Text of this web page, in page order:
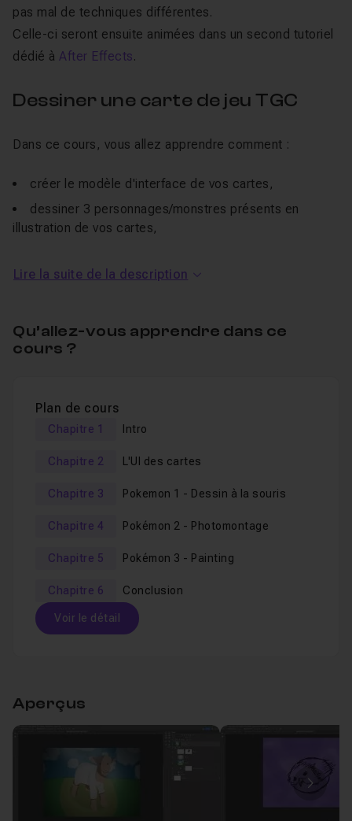
pas mal de techniques différentes.
Celle-ci seront ensuite animées dans un second tutoriel
dédié à After Effects.
Dessiner une carte de jeu TGC
Dans ce cours, vous allez apprendre comment :
créer le modèle d'interface de vos cartes,
dessiner 3 personnages/monstres présents en
illustration de vos cartes,
Un QCM vous permet de valider vos compétences en fin
de formation.
formation sur les outils de dessin dans Photoshop
Lire la suite de la description
Qu’allez-vous apprendre dans ce
cours ?
Plan de cours
Chapitre 1 Intro
Chapitre 2 L'UI des cartes
Chapitre 3 Pokemon 1 - Dessin à la souris
Chapitre 4 Pokémon 2 - Photomontage
Chapitre 5 Pokémon 3 - Painting
Chapitre 6 Conclusion
Voir le détail
Aperçus